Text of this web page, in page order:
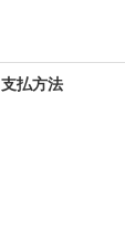
支払方法